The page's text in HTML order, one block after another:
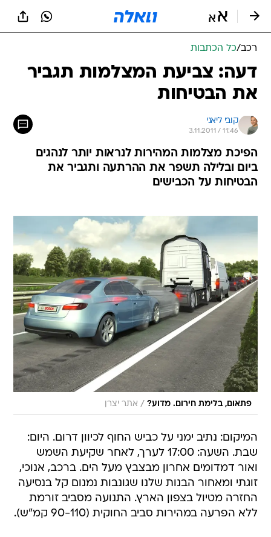
רכב/כל הכתבות
דעה: צביעת המצלמות תגביר
את הבטיחות
קובי ליאני
3.11.2011 / 11:46
הפיכת מצלמות המהירות לנראות יותר לנהגים
ביום ובלילה תשפר את ההרתעה ותגביר את
הבטיחות על הכבישים
פתאום, בלימת חירום. מדוע? / אתר יצרן
המיקום: נתיב ימני על כביש החוף לכיוון דרום. היום:
שבת. השעה: 17:00 לערך, לאחר שקיעת השמש
ואור דמדומים אחרון מבצבץ מעל הים. ברכב, אנוכי,
זוגתי ומאחור הבנות שלנו שגונבות נמנום קל בנסיעה
החזרה מטיול בצפון הארץ. התנועה מסביב זורמת
ללא הפרעה במהירות סביב החוקית (90-110 קמ"ש).